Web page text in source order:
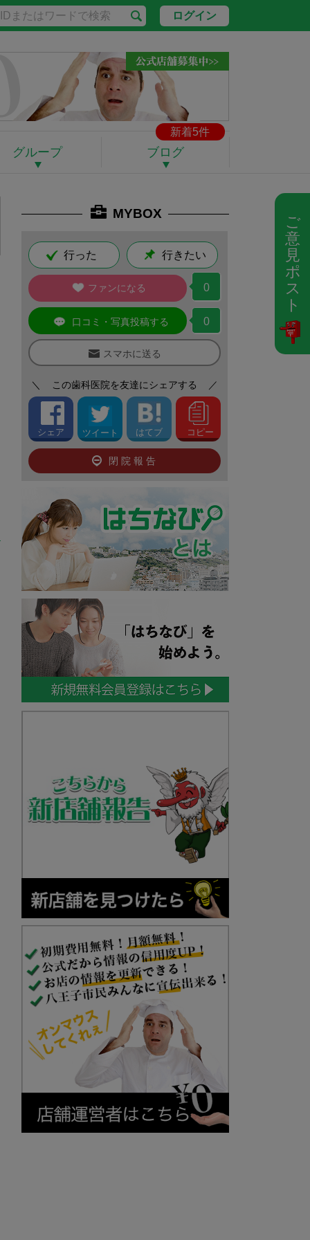
ご
意
見
ポ
ス
ト
ログイン
新着5件
グループ ブログ
MYBOX
行った 行きたい
ファンになる 0
口コミ・写真投稿する 0
スマホに送る
＼ この歯科医院を友達にシェアする ／
シェア ツイート はてブ コピー
閉院報告